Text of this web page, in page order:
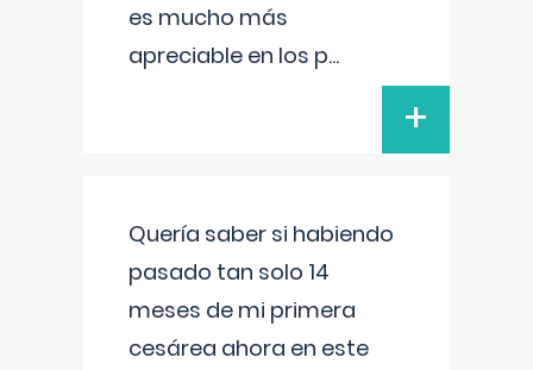
es mucho más
apreciable en los p...
+
Quería saber si habiendo
pasado tan solo 14
meses de mi primera
cesárea ahora en este